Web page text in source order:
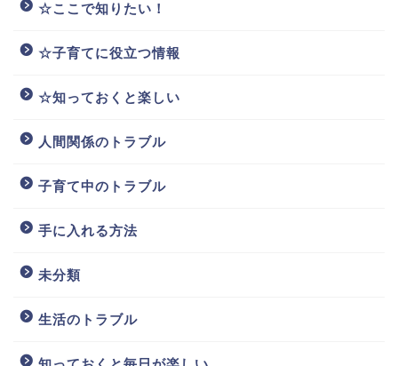
☆ここで知りたい！
☆子育てに役立つ情報
☆知っておくと楽しい
人間関係のトラブル
子育て中のトラブル
手に入れる方法
未分類
生活のトラブル